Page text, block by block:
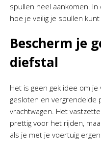
spullen heel aankomen.
hoe je veilig je spullen
Bescherm je
diefstal
Het is geen gek idee om
gesloten en vergrendelde
vrachtwagen. Het
prettig voor het rijden,
als je met je voertuig